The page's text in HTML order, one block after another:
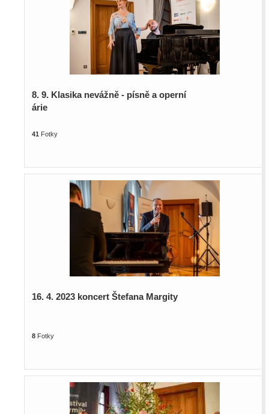
8. 9. Klasika nevážně - písně a operní
árie
41 Fotky
16. 4. 2023 koncert Štefana Margity
8Fotky